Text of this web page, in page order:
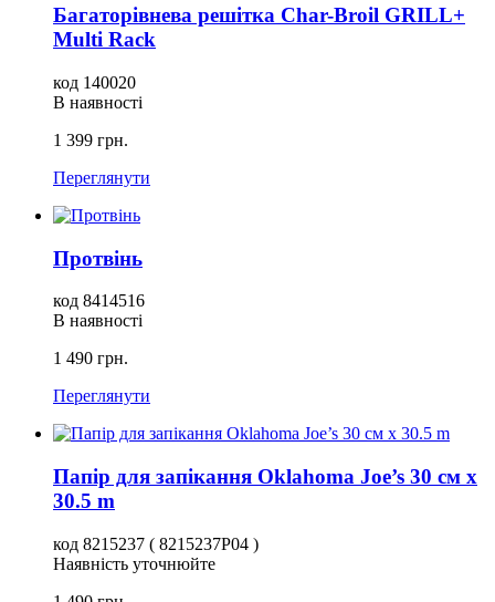
Багаторівнева решітка Char-Broil GRILL+
Multi Rack
код 140020
В наявності
1 399 грн.
Переглянути
Протвінь
код 8414516
В наявності
1 490 грн.
Переглянути
Папір для запікання Oklahoma Joe’s 30 см x
30.5 m
код 8215237 ( 8215237P04 )
Наявність уточнюйте